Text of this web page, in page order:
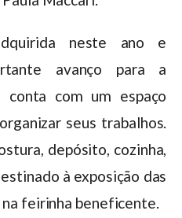
neste ano e
avanço para a
conta com um espaço
seus trabalhos.
depósito, cozinha,
à exposição das
feirinha beneficente.